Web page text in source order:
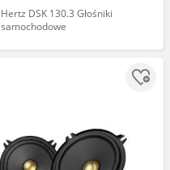
Hertz DSK 130.3 Głośniki
samochodowe